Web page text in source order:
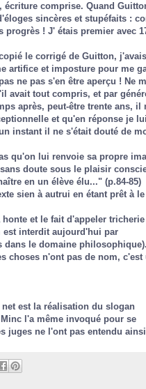
écriture comprise. Quand
sincères et stupéfaits :
progrès ! J' étais premier avec
le corrigé de Guitton, j'avais
artifice et imposture pour me
ne pas s'en être aperçu ! Ne
avait tout compris, et par
après, peut-être trente ans, il
et qu'en réponse je
instant il ne s'était douté de
qu'on lui renvoie sa propre
doute sous le plaisir
en un élève élu..." (p.84-85)
sien à autrui en étant prêt à
et le fait d'appeler
est interdit aujourd'hui par
dans le domaine philosophique).
choses n'ont pas de nom, c'est
est la réalisation du slogan
l'a même invoqué pour se
juges ne l'ont pas entendu